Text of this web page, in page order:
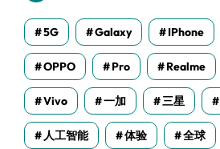
5G Galaxy IPhone
OPPO Pro Realme
Vivo 一加 三星
人工智能 体验 全球